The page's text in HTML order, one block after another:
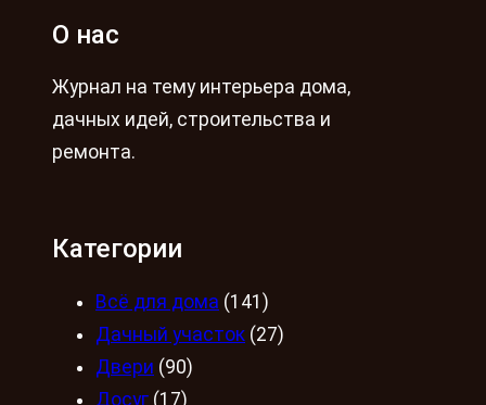
О нас
Журнал на тему интерьера дома,
дачных идей, строительства и
ремонта.
Категории
Всё для дома (141)
Дачный участок (27)
Двери (90)
Досуг (17)